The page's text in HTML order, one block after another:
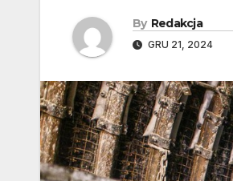
By Redakcja
GRU 21, 2024